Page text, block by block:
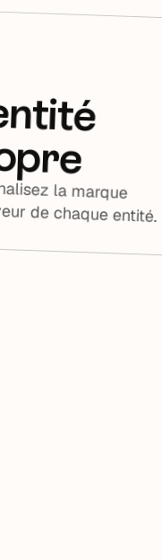
la marque
de chaque entité.